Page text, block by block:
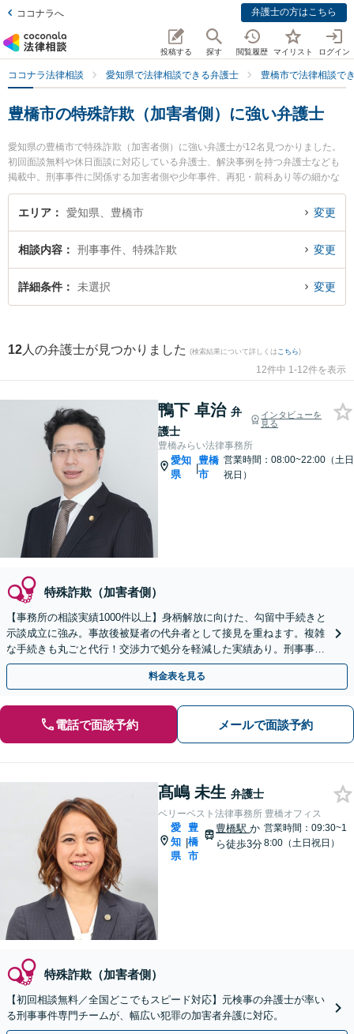
ココナラへ 弁護士の方はこちら
投稿する 探す 閲覧履歴 マイリスト ログイン
ココナラ法律相談 愛知県で法律相談できる弁護士 豊橋市で法律相談で
豊橋市の特殊詐欺（加害者側）に強い弁護士
愛知県の豊橋市で特殊詐欺（加害者側）に強い弁護士が12名見つかりました。
初回面談無料や休日面談に対応している弁護士、解決事例を持つ弁護士なども
掲載中。刑事事件に関係する加害者側や少年事件、再犯・前科あり等の細かな
分野での絞り込み検索もでき便利です。特に豊橋みらい法律事務所の鴨下 卓治
弁護士やベリーベスト法律事務所 豊橋オフィスの髙嶋 未生弁護士、弁護士法人
（加害者側）のトラブルを今すぐに弁護士に相談したい』『特殊詐欺（加害者
側）のトラブル解決の実績豊富な近くの弁護士を検索したい』『初回相談無料
で特殊詐欺（加害者側）を法律相談できる豊橋市内の弁護士に相談予約した
エリア 愛知県、豊橋市 変更
相談内容 刑事事件、特殊詐欺 変更
詳細条件 未選択 変更
12 人の弁護士が見つかりました (検索結果について詳しくは こちら)
12件中 1-12件を表示
鴨下 卓治 弁
護士
インタビューを
見る
豊橋みらい法律事務所
愛知
県
|
豊橋
市
営業時間：08:00~22:00（土日
祝日）
特殊詐欺（加害者側）
【事務所の相談実績1000件以上】身柄解放に向けた、勾留中手続きと
示談成立に強み。事故後被疑者の代弁者として接見を重ねます。複雑
な手続きも丸ごと代行！交渉力で処分を軽減した実績あり。刑事事件
はスピード命！1日も早くご連絡を【土日祝も対応】
料金表を見る
電話で面談予約 メールで面談予約
髙嶋 未生 弁護士
ベリーベスト法律事務所 豊橋オフィス
愛
知
県
|
豊
橋
市
豊橋駅か
ら徒歩3分
営業時間：09:30~1
8:00（土日祝日）
特殊詐欺（加害者側）
【初回相談無料／全国どこでもスピード対応】元検事の弁護士が率い
る刑事事件専門チームが、幅広い犯罪の加害者弁護に対応。